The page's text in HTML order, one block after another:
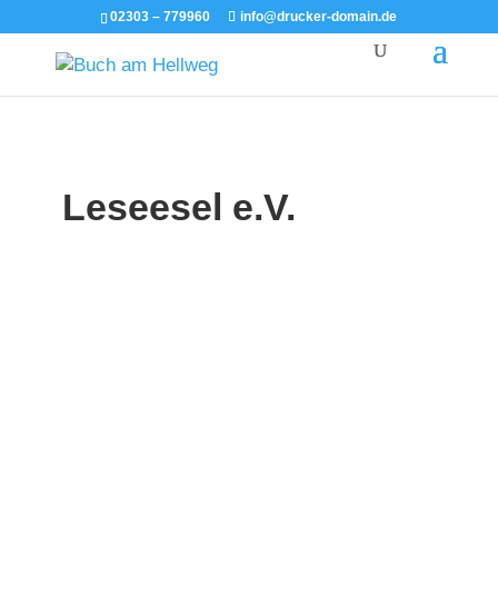
02303 – 779960 info@drucker-domain.de
Leseesel e.V.